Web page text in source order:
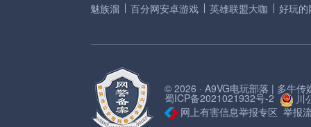
魅族溜
百分网安卓游戏 英雄联盟大咖 好玩的
© 2026 · A9VG电玩部落 | 多牛传
蜀ICP备2021021932号-2
川
网上有害信息举报专区 举报